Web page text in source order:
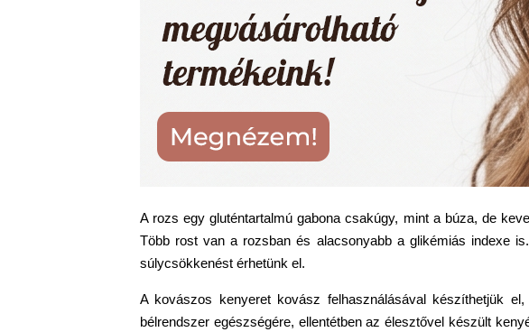
A rozs egy gluténtartalmú gabona csakúgy, mint a búza, de
Több rost van a rozsban és alacsonyabb a glikémiás indexe
súlycsökkenést érhetünk el.
A kovászos kenyeret kovász felhasználásával készíthetjük
bélrendszer egészségére, ellentétben az élesztővel készült